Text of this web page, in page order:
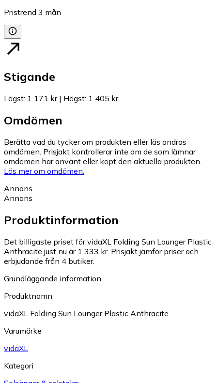
Pristrend 3 mån
Stigande
Lägst: 1 171 kr| Högst: 1 405 kr
Omdömen
Berätta vad du tycker om produkten eller läs andras
omdömen. Prisjakt kontrollerar inte om de som lämnar
omdömen har använt eller köpt den aktuella produkten.
Läs mer om omdömen.
Annons
Annons
Produktinformation
Det billigaste priset för vidaXL Folding Sun Lounger Plastic
Anthracite just nu är 1 333 kr. Prisjakt jämför priser och
erbjudande från 4 butiker.
Grundläggande information
Produktnamn
vidaXL Folding Sun Lounger Plastic Anthracite
Varumärke
vidaXL
Kategori